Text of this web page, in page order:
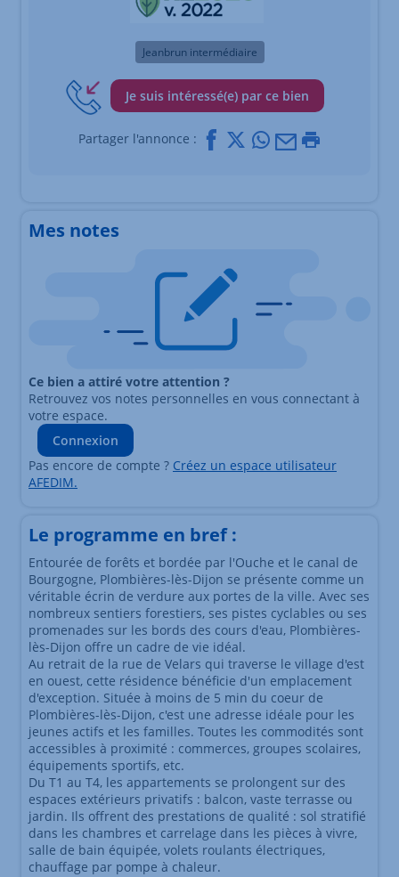
Jeanbrun intermédiaire
Je suis intéressé(e) par ce bien
Partager l'annonce : Facebook
X Whatsapp
Mail
Mes notes
Ce bien a attiré votre attention ?
Retrouvez vos notes personnelles en vous connectant à
votre espace.
Connexion
Pas encore de compte ? Créez un espace utilisateur
AFEDIM.
Le programme en bref :
Entourée de forêts et bordée par l'Ouche et le canal de
Bourgogne, Plombières-lès-Dijon se présente comme un
véritable écrin de verdure aux portes de la ville. Avec ses
nombreux sentiers forestiers, ses pistes cyclables ou ses
promenades sur les bords des cours d'eau, Plombières-
lès-Dijon offre un cadre de vie idéal.
Au retrait de la rue de Velars qui traverse le village d'est
en ouest, cette résidence bénéficie d'un emplacement
d'exception. Située à moins de 5 min du coeur de
Plombières-lès-Dijon, c'est une adresse idéale pour les
jeunes actifs et les familles. Toutes les commodités sont
accessibles à proximité : commerces, groupes scolaires,
équipements sportifs, etc.
Du T1 au T4, les appartements se prolongent sur des
espaces extérieurs privatifs : balcon, vaste terrasse ou
jardin. Ils offrent des prestations de qualité : sol stratifié
dans les chambres et carrelage dans les pièces à vivre,
salle de bain équipée, volets roulants électriques,
chauffage par pompe à chaleur.